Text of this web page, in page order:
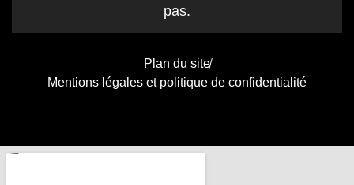
pas.
Plan du site
Mentions légales et politique de confidentialité